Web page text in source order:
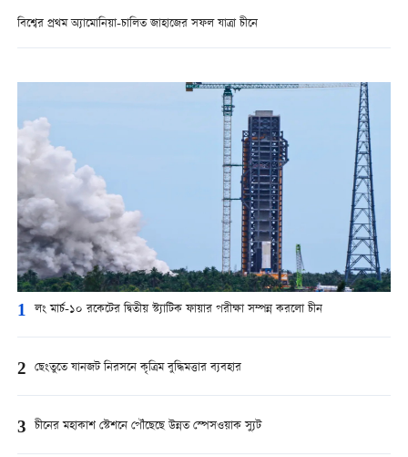
বিশ্বের প্রথম অ্যামোনিয়া-চালিত জাহাজের সফল যাত্রা চীনে
1 লং মার্চ-১০ রকেটের দ্বিতীয় স্ট্যাটিক ফায়ার পরীক্ষা সম্পন্ন করলো চীন
2 ছেংতুতে যানজট নিরসনে কৃত্রিম বুদ্ধিমত্তার ব্যবহার
3 চীনের মহাকাশ স্টেশনে পৌঁছেছে উন্নত স্পেসওয়াক স্যুট